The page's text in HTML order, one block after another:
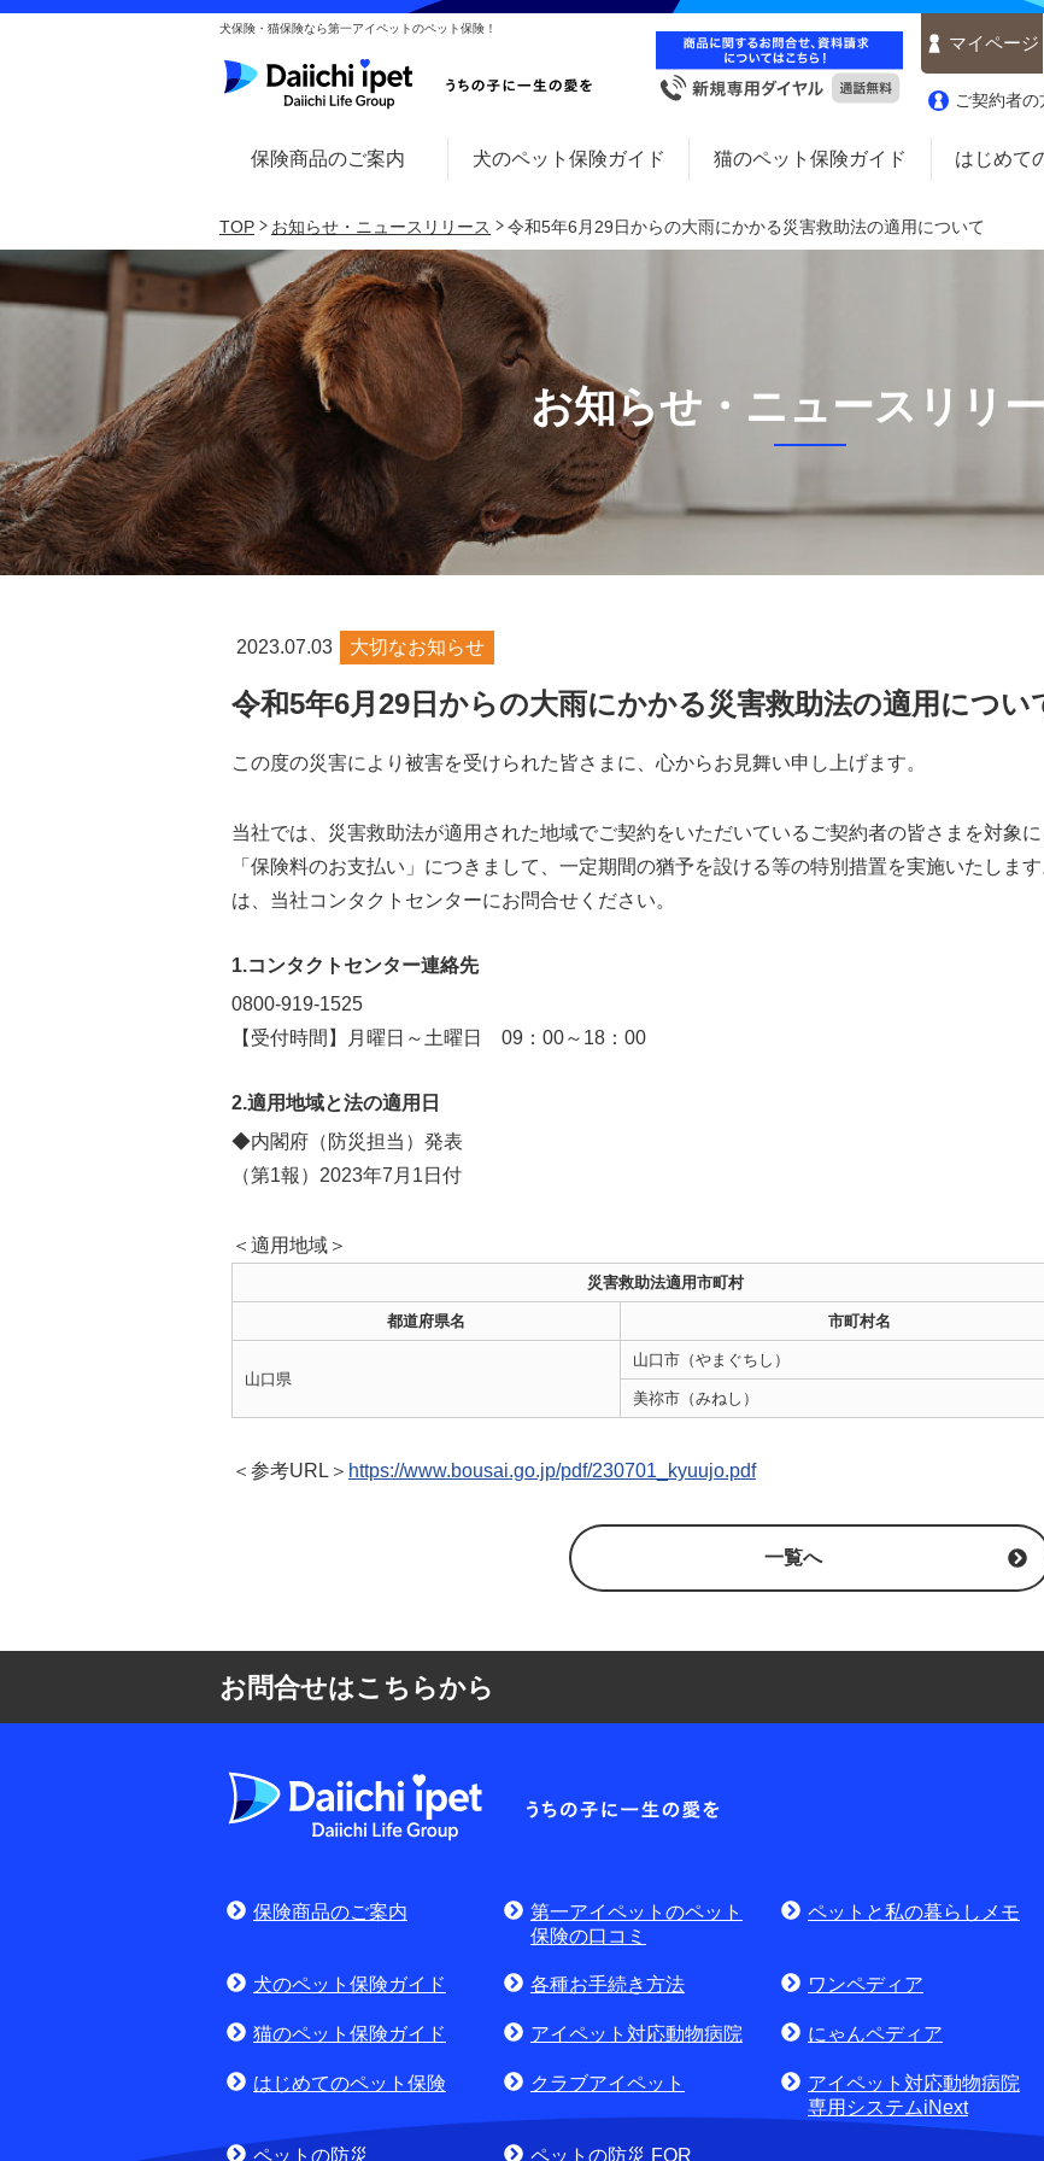
犬保険・猫保険なら第一アイペットのペット保険！
マイページ
ご契約者の
保険商品のご案内 犬のペット保険ガイド 猫のペット保険ガイド はじめて
TOP お知らせ・ニュースリリース 令和5年6月29日からの大雨にかかる災害救助法の適用について
お知らせ・ニュースリリ
2023.07.03 大切なお知らせ
令和5年6月29日からの大雨にかかる災害救助法の適用につい
この度の災害により被害を受けられた皆さまに、心からお見舞い申し上げます。
当社では、災害救助法が適用された地域でご契約をいただいているご契約者の皆さまを対象
「保険料のお支払い」につきまして、一定期間の猶予を設ける等の特別措置を実施いたしま
は、当社コンタクトセンターにお問合せください。
1.コンタクトセンター連絡先
0800-919-1525
【受付時間】月曜日～土曜日 09：00～18：00
2.適用地域と法の適用日
◆内閣府（防災担当）発表
（第1報）2023年7月1日付
＜適用地域＞
災害救助法適用市町村
都道府県名
市町村名
山口県
山口市（やまぐちし）
美祢市（みねし）
＜参考URL＞ https://www.bousai.go.jp/pdf/230701_kyuujo.pdf
一覧へ
お問合せはこちらから
よくある質問
(商品に関するお問合せ・資料請求)
お電話でのお問合せはこちら
第一
保険商品のご案内
第一アイペットのペット
保険の口コミ
ペットと私の暮らしメモ
犬のペット保険ガイド 各種お手続き方法 ワンペディア
猫のペット保険ガイド アイペット対応動物病院 にゃんペディア
はじめてのペット保険 クラブアイペット
アイペット対応動物病院
専用システムiNext
ペットの防災 ペットの防災 FOR